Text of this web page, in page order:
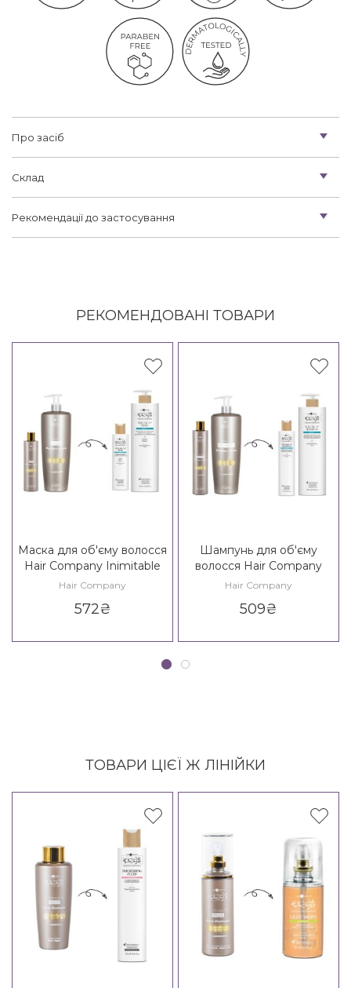
Про засіб
Склад
Рекомендації до застосування
РЕКОМЕНДОВАНІ ТОВАРИ
Маска для об'єму волосся
Hair Company Inimitable
Style Density Mask /
3 Volume Up Mask
Hair Company
572₴
Шампунь для об'єму
волосся Hair Company
Inimitable Style Creative
Volume Up Shampoo
Hair Company
509₴
ТОВАРИ ЦІЄЇ Ж ЛІНІЙКИ